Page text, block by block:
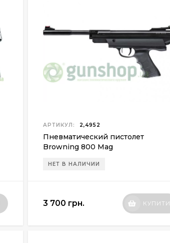
АРТИКУЛ: 2,4952
Пневматический пистолет
Browning 800 Mag
НЕТ В НАЛИЧИИ
3 700 грн. КУПИТИ